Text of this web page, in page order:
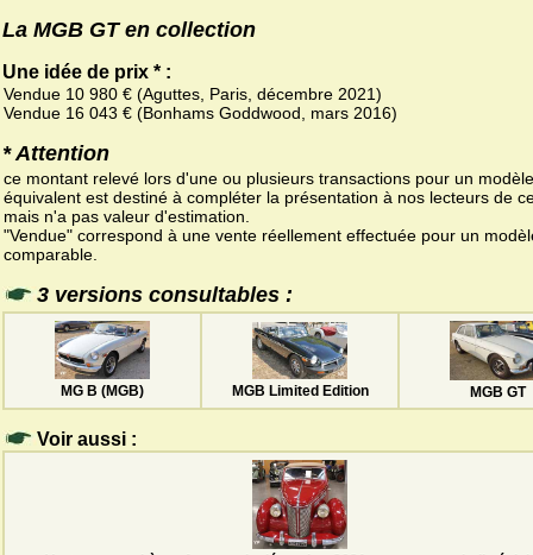
La MGB GT en collection
Une idée de prix * :
Vendue 10 980 € (Aguttes, Paris, décembre 2021)
Vendue 16 043 € (Bonhams Goddwood, mars 2016)
* Attention
ce montant relevé lors d'une ou plusieurs transactions pour un modèle
équivalent est destiné à compléter la présentation à nos lecteurs de
mais n'a pas valeur d'estimation.
"Vendue" correspond à une vente réellement effectuée pour un
comparable.
3 versions consultables :
MG B (MGB) MGB Limited Edition MGB GT
Voir aussi :